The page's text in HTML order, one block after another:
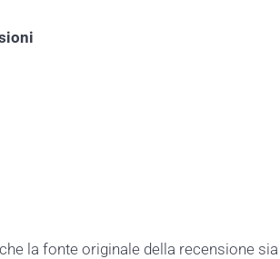
la fonte originale della recensione sia